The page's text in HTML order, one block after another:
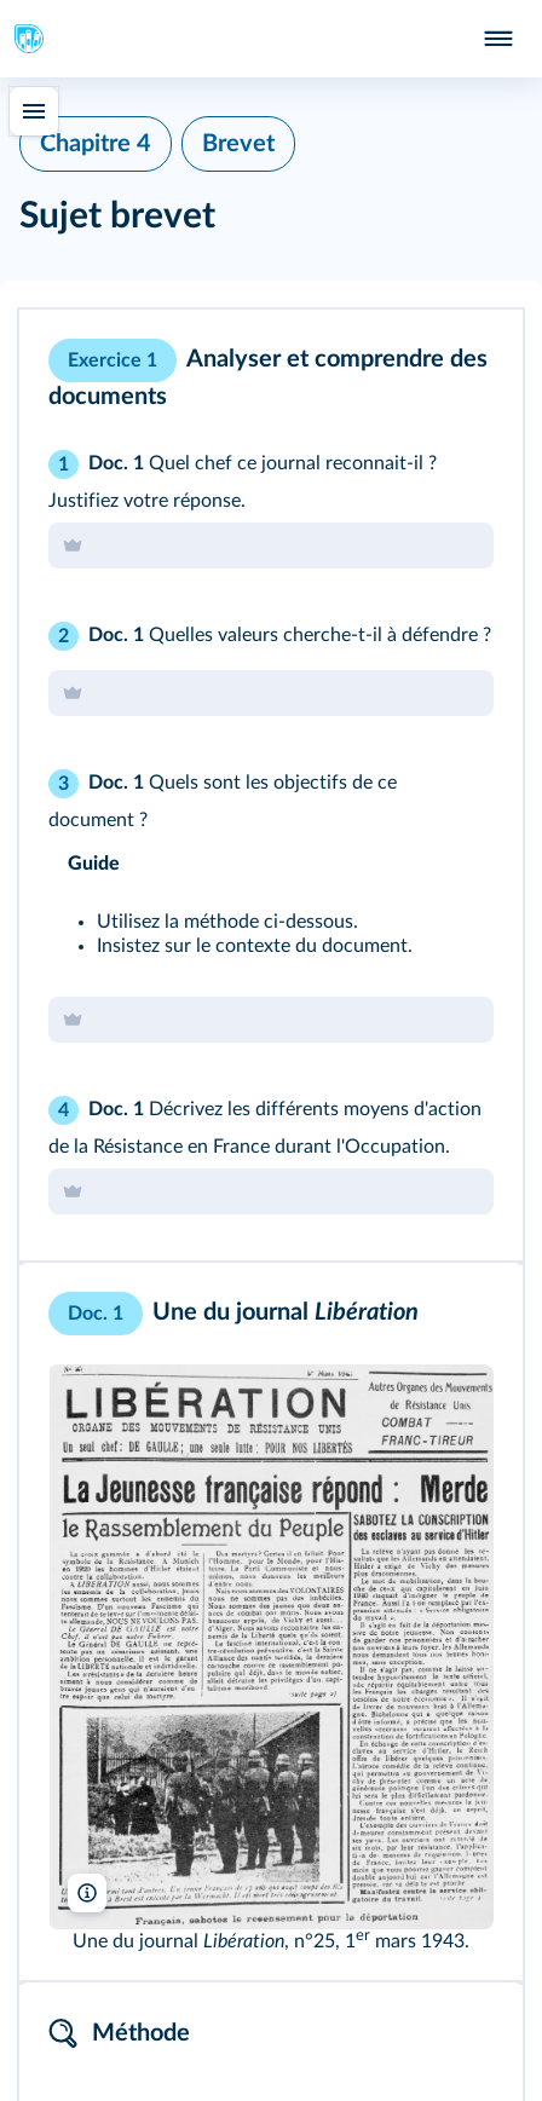
Chapitre 4 Brevet
Sujet brevet
Exercice 1
Analyser et comprendre des
documents
1 Doc. 1 Quel chef ce journal reconnait-il ?
Justifiez votre réponse.
2 Doc. 1 Quelles valeurs cherche-t-il à défendre ?
3 Doc. 1 Quels sont les objectifs de ce
document ?
Guide
Utilisez la méthode ci-dessous.
Insistez sur le contexte du document.
4 Doc. 1 Décrivez les différents moyens d'action
de la Résistance en France durant l'Occupation.
Doc. 1 Une du journal Libération
Tallandier/Bridgeman
Une du journal Libération, n°25, 1er mars 1943.
Méthode